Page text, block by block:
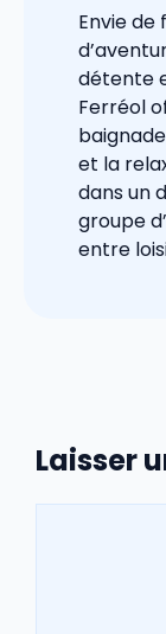
Envie
détente
Ferréol
et la
dans un
groupe
entre
Laisser